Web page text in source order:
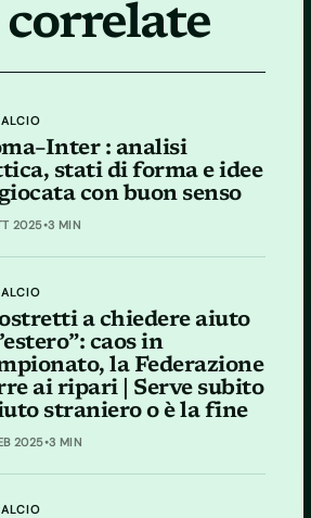
: analisi
stati di forma e idee
con buon senso
2025•3 MIN
a chiedere aiuto
caos in
la Federazione
ai ripari | Serve subito
straniero o è la fine
2025•3 MIN